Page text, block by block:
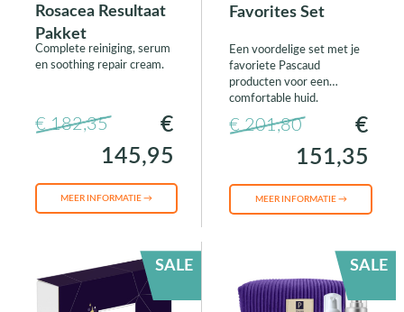
Rosacea Resultaat
Pakket
Complete reiniging, serum
en soothing repair cream.
€ 182,35
€
145,95
MEER INFORMATIE →
Favorites Set
Een voordelige set met je
favoriete Pascaud
producten voor een
comfortable huid.
€ 201,80
€
151,35
MEER INFORMATIE →
SALE SALE